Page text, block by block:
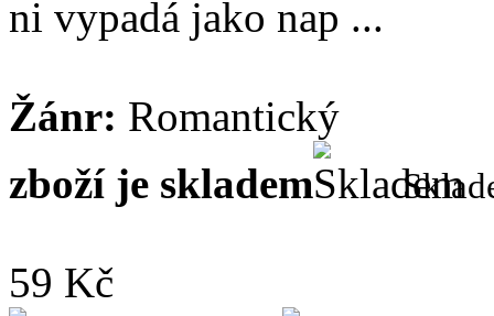
ni vypadá jako nap ...
Žánr: Romantický
zboží je skladem
59 Kč